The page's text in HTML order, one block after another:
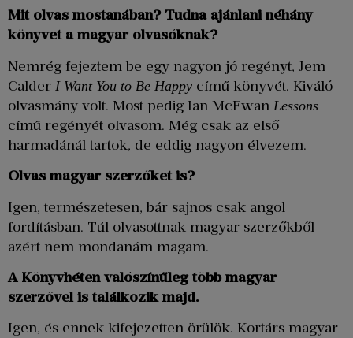
Mit olvas mostanában? Tudna ajánlani néhány
könyvet a magyar olvasóknak?
Nemrég fejeztem be egy nagyon jó regényt, Jem
Calder I Want You to Be Happy című könyvét. Kiváló
olvasmány volt. Most pedig Ian McEwan Lessons
című regényét olvasom. Még csak az első
harmadánál tartok, de eddig nagyon élvezem.
Olvas magyar szerzőket is?
Igen, természetesen, bár sajnos csak angol
fordításban. Túl olvasottnak magyar szerzőkből
azért nem mondanám magam.
A Könyvhéten valószínűleg több magyar
szerzővel is találkozik majd.
Igen, és ennek kifejezetten örülök. Kortárs magyar